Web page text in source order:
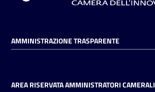
AMMINISTRAZIONE TRASPARENTE
AREA RISERVATA AMMINISTRATORI CAMERALI